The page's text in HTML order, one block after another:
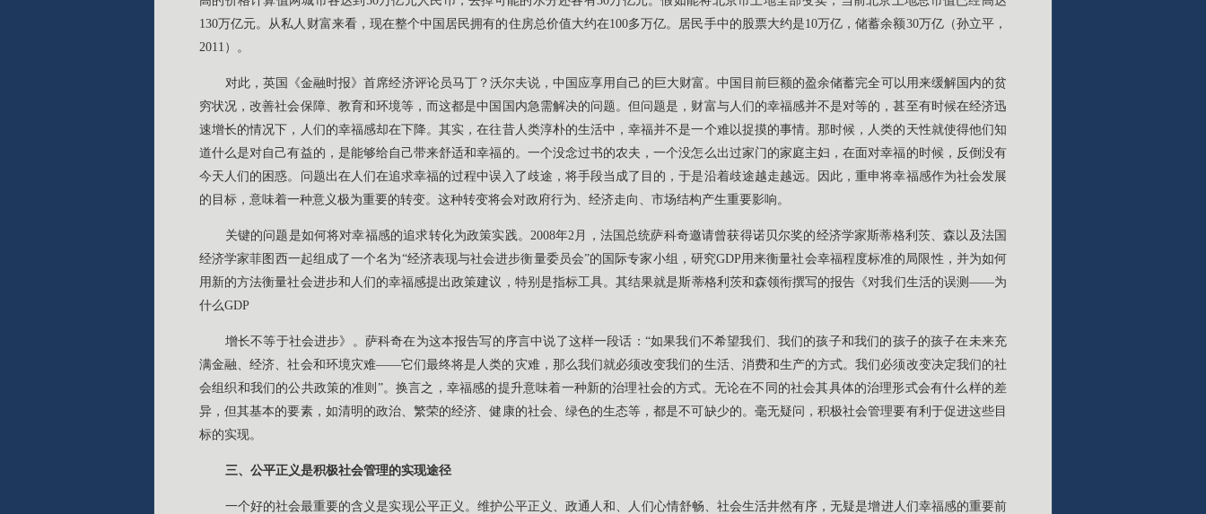
130万亿元。从私人财富来看，现在整个中国居民拥有的住房总价值大约在100多万亿。居民手中的股票大约是10万亿，储蓄余额30万亿（孙立平，
2011）。
对此，英国《金融时报》首席经济评论员马丁？沃尔夫说，中国应享用自己的巨大财富。中国目前巨额的盈余储蓄完全可以用来缓解国内的贫
穷状况，改善社会保障、教育和环境等，而这都是中国国内急需解决的问题。但问题是，财富与人们的幸福感并不是对等的，甚至有时候在经济迅
速增长的情况下，人们的幸福感却在下降。其实，在往昔人类淳朴的生活中，幸福并不是一个难以捉摸的事情。那时候，人类的天性就使得他们知
道什么是对自己有益的，是能够给自己带来舒适和幸福的。一个没念过书的农夫，一个没怎么出过家门的家庭主妇，在面对幸福的时候，反倒没有
今天人们的困惑。问题出在人们在追求幸福的过程中误入了歧途，将手段当成了目的，于是沿着歧途越走越远。因此，重申将幸福感作为社会发展
的目标，意味着一种意义极为重要的转变。这种转变将会对政府行为、经济走向、市场结构产生重要影响。
关键的问题是如何将对幸福感的追求转化为政策实践。2008年2月，法国总统萨科奇邀请曾获得诺贝尔奖的经济学家斯蒂格利茨、森以及法国
经济学家菲图西一起组成了一个名为“经济表现与社会进步衡量委员会”的国际专家小组，研究GDP用来衡量社会幸福程度标准的局限性，并为如何
用新的方法衡量社会进步和人们的幸福感提出政策建议，特别是指标工具。其结果就是斯蒂格利茨和森领衔撰写的报告《对我们生活的误测——为
什么GDP
增长不等于社会进步》。萨科奇在为这本报告写的序言中说了这样一段话：“如果我们不希望我们、我们的孩子和我们的孩子的孩子在未来充
满金融、经济、社会和环境灾难——它们最终将是人类的灾难，那么我们就必须改变我们的生活、消费和生产的方式。我们必须改变决定我们的社
会组织和我们的公共政策的准则”。换言之，幸福感的提升意味着一种新的治理社会的方式。无论在不同的社会其具体的治理形式会有什么样的差
异，但其基本的要素，如清明的政治、繁荣的经济、健康的社会、绿色的生态等，都是不可缺少的。毫无疑问，积极社会管理要有利于促进这些目
标的实现。
三、公平正义是积极社会管理的实现途径
一个好的社会最重要的含义是实现公平正义。维护公平正义、政通人和、人们心情舒畅、社会生活井然有序，无疑是增进人们幸福感的重要前